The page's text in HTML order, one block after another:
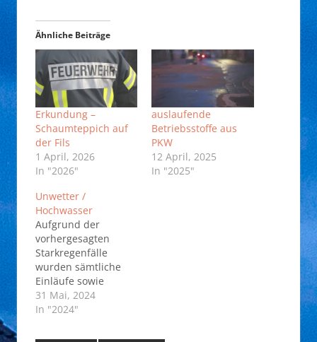
Ähnliche Beiträge
Erkundung –
Schaumteppich auf
der Fils
1 April, 2026
In "2026"
auslaufende
Betriebsstoffe aus
PKW
12 April, 2025
In "2025"
Unwetter /
Hochwasser
Aufgrund der
vorhergesagten
Starkregenfälle
wurden sämtliche
Einläufe sowie
neuralgische Stellen
im Gemeindegebiet
Bauhof kontrolliert
31 Mai, 2024
In "2024"